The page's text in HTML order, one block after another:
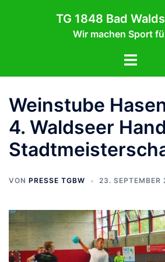
TG 1848 Bad
Wir machen Sport
Menü
Weinstube
4. Waldseer
VON PRESSE TGBW 23. SEPTEMBER